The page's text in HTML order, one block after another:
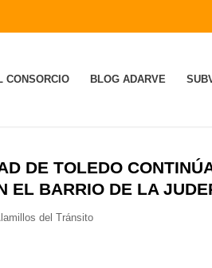
CONSORCIO BLOG ADARVE
DE TOLEDO
EL BARRIO DE LA
del Tránsito